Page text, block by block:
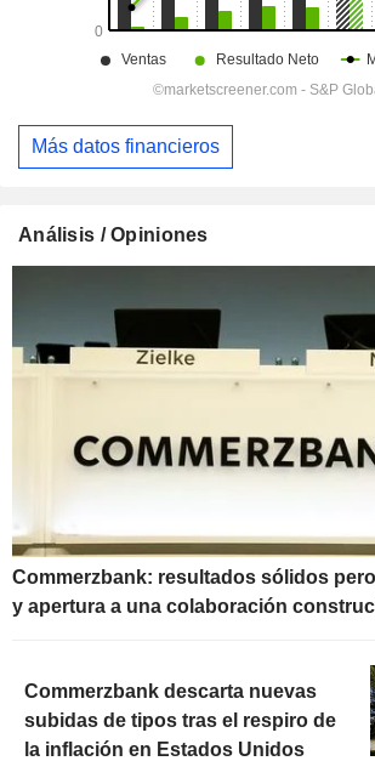
Más datos financieros
Análisis / Opiniones
Commerzbank: resultados sólidos
y apertura a una colaboración
Commerzbank descarta nuevas
subidas de tipos tras el respiro de
la inflación en Estados Unidos